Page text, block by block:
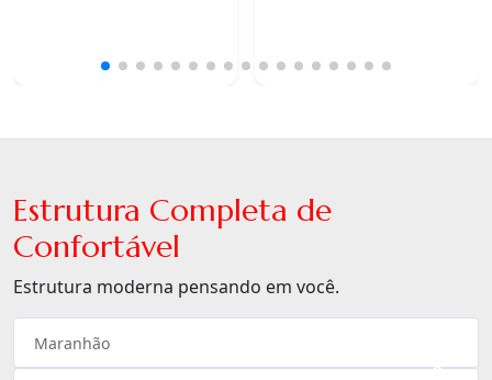
Estrutura Completa de
Confortável
Estrutura moderna pensando em você.
×
Maranhão